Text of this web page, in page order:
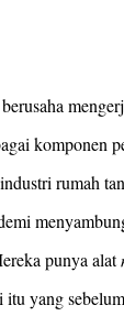
komponen
rumah
punya alat
itu yang